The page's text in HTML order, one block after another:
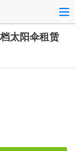
太阳伞租赁